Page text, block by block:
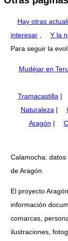
Hay otras
interesar ,
Y la
Para seguir la
Mudéjar en
Tramacastilla|
Naturaleza|
Aragón |
Calamocha:
de Aragón
El proyecto
información
comarcas,
ilustraciones,